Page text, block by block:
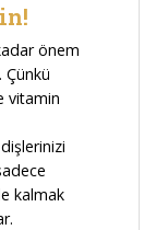
önem
Çünkü
vitamin
kalmak